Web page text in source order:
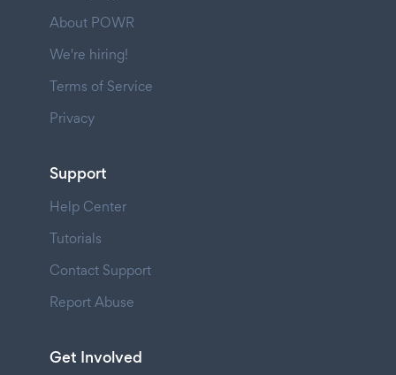
About POWR
We're hiring!
Terms of Service
Privacy
Support
Help Center
Tutorials
Contact Support
Report Abuse
Get Involved